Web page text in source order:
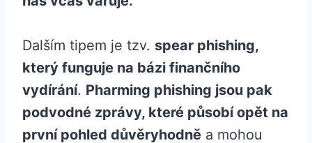
Dalším tipem je tzv. spear phishing,
který funguje na bázi finančního
vydírání. Pharming phishing jsou pak
podvodné zprávy, které působí opět na
první pohled důvěryhodně a mohou